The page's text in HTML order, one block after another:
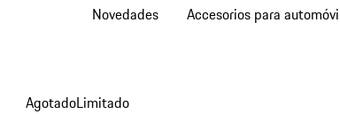
Novedades Accesorios para
AgotadoLimitado